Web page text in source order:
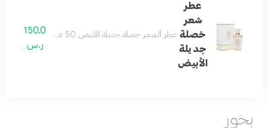
عطر
شعر
خصلة
جديلة
الأبيض
عطر الشعر خصلة جديلة الأبيض 50 مل بخاخ من الدخيل للعود لعشاق رائحة زهرة الأوركيد واللوز مع اليوسفي الممزوجة بعنايه مع العنبر وأخشاب الصندل مع المسك.
150.0
ر.س
بخور